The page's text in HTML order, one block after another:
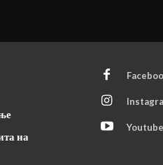
на
Youtube